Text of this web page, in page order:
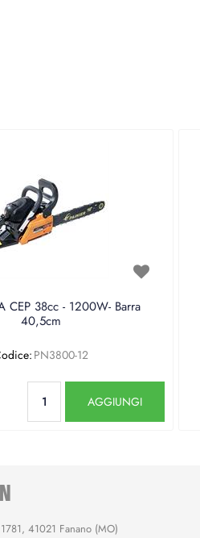
CEP 38cc - 1200W- Barra
40,5cm
PN3800-12
AGGIUNGI
41021 Fanano (MO)